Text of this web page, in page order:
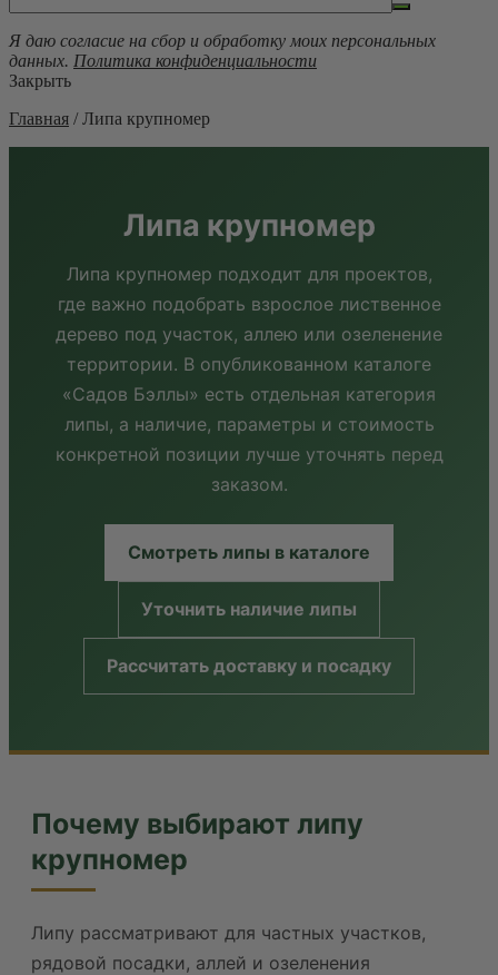
Я даю согласие на сбор и обработку моих персональных
данных. Политика конфиденциальности
Закрыть
Главная /Липа крупномер
Липа крупномер
Липа крупномер подходит для проектов,
где важно подобрать взрослое лиственное
дерево под участок, аллею или озеленение
территории. В опубликованном каталоге
«Садов Бэллы» есть отдельная категория
липы, а наличие, параметры и стоимость
конкретной позиции лучше уточнять перед
заказом.
Смотреть липы в каталоге
Уточнить наличие липы
Рассчитать доставку и посадку
Почему выбирают липу
крупномер
Липу рассматривают для частных участков,
рядовой посадки, аллей и озеленения